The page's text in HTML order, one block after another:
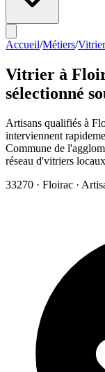
Accueil/Métiers/Vitrier
Vitrier à
sélectionné
Artisans qualifiés à
interviennent
Commune de
réseau d'vitriers
33270 · Floirac ·